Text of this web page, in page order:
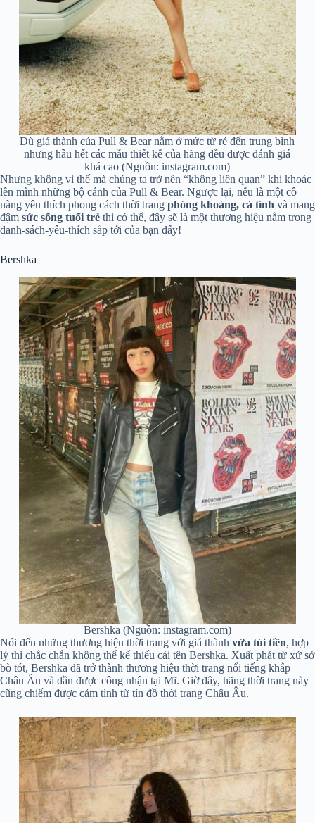
Dù giá thành của Pull & Bear nằm ở mức từ rẻ đến trung bình
nhưng hầu hết các mẫu thiết kế của hãng đều được đánh giá
khá cao (Nguồn: instagram.com)
Nhưng không vì thế mà chúng ta trở nên “không liên quan” khi khoác
lên mình những bộ cánh của Pull & Bear. Ngược lại, nếu là một cô
nàng yêu thích phong cách thời trang phóng khoáng, cá tính và mang
đậm sức sống tuổi trẻ thì có thể, đây sẽ là một thương hiệu nằm trong
danh-sách-yêu-thích sắp tới của bạn đấy!
Bershka
Bershka (Nguồn: instagram.com)
Nói đến những thương hiệu thời trang với giá thành vừa túi tiền, hợp
lý thì chắc chắn không thể kể thiếu cái tên Bershka. Xuất phát từ xứ sở
bò tót, Bershka đã trở thành thương hiệu thời trang nổi tiếng khắp
Châu Âu và dần được công nhận tại Mĩ. Giờ đây, hãng thời trang này
cũng chiếm được cảm tình từ tín đồ thời trang Châu Âu.